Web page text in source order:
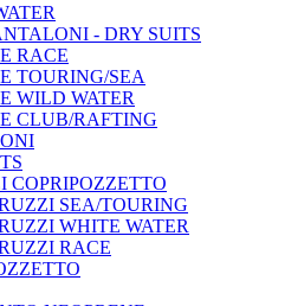
- DRY SUITS
RACE
TOURING/SEA
WILD WATER
CLUB/RAFTING
COPRIPOZZETTO
SEA/TOURING
WHITE WATER
RACE